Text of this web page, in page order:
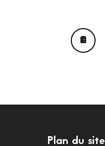
Plan du site